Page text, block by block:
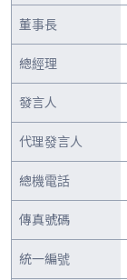
董事長
總經理
發言人
代理發言人
總機電話
傳真號碼
統一編號